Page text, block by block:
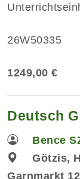
26W50335
1249,00 €
Deutsch
Bence
Götzis,
Garnmarkt